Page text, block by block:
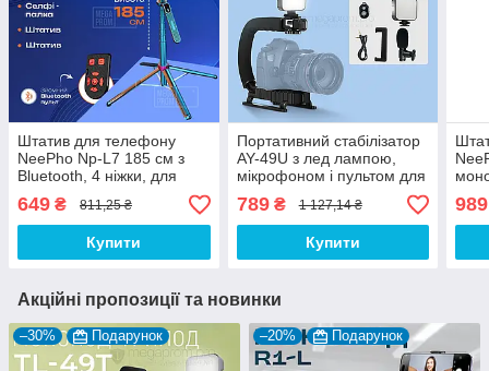
Штатив для телефону
NeePho Np-L7 185 см з
Bluetooth, 4 ніжки, для
селфі та відеозйомки
телефоном
649 ₴ 811,25 ₴
Купити
Портативний стабілізатор
AY-49U з лед лампою,
мікрофоном і пультом для
відео фото. Штатив для
телефона камери
789₴ 1 127,14 ₴
Купити
989
Акційні пропозиції та новинки
–30% Подарунок –20% Подарунок